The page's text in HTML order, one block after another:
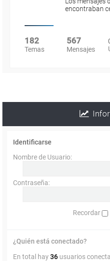
encontraban
182
Temas
567
Mensajes
Identificarse
Nombre de Usuario:
Contraseña:
Recordar
¿Quién está conectado?
En total hay36 usuarios